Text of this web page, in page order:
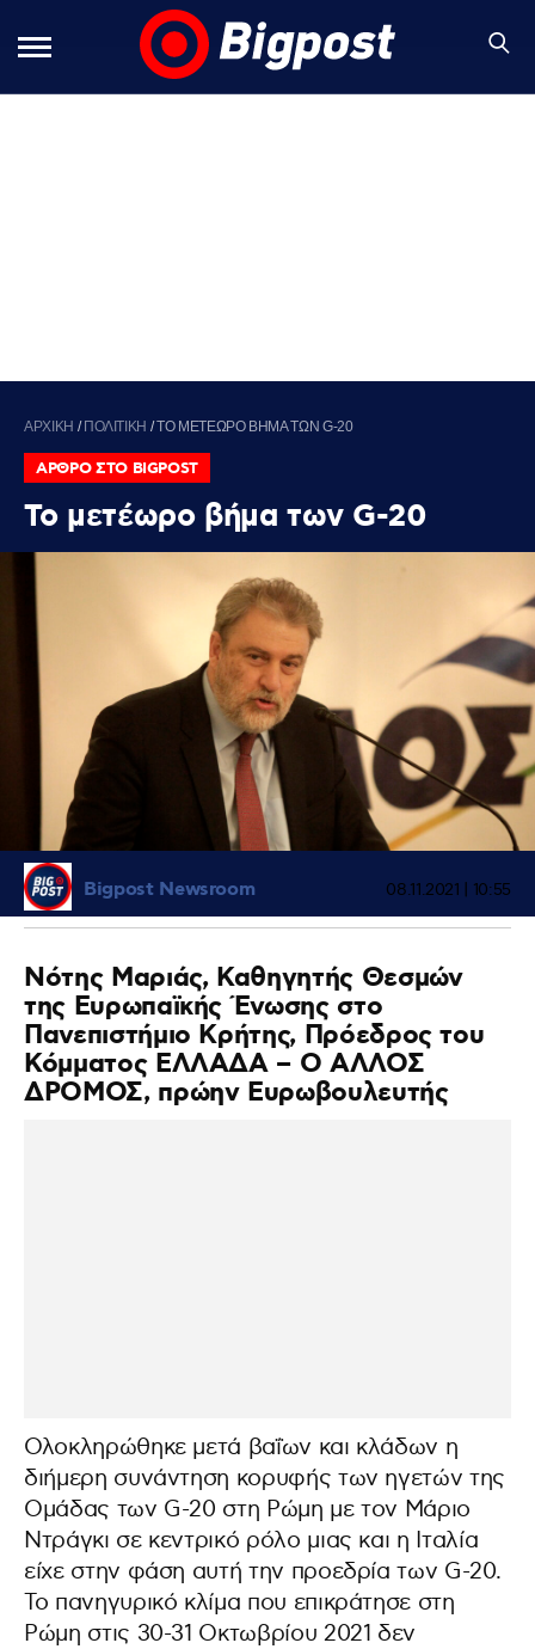
ΑΡΧΙΚΗ / ΠΟΛΙΤΙΚΗ /ΤΟ ΜΕΤΕΩΡΟ ΒΗΜΑ ΤΩΝ G-20
ΑΡΘΡΟ ΣΤΟ BIGPOST
Το μετέωρο βήμα των G-20
Bigpost Newsroom 08.11.2021 | 10:55
Νότης Μαριάς, Καθηγητής Θεσμών
της Ευρωπαϊκής Ένωσης στο
Πανεπιστήμιο Κρήτης, Πρόεδρος του
Κόμματος ΕΛΛΑΔΑ – Ο ΑΛΛΟΣ
ΔΡΟΜΟΣ, πρώην Ευρωβουλευτής
Ολοκληρώθηκε μετά βαΐων και κλάδων η
διήμερη συνάντηση κορυφής των ηγετών της
Ομάδας των G-20 στη Ρώμη με τον Μάριο
Ντράγκι σε κεντρικό ρόλο μιας και η Ιταλία
είχε στην φάση αυτή την προεδρία των G-20.
Το πανηγυρικό κλίμα που επικράτησε στη
Ρώμη στις 30-31 Οκτωβρίου 2021 δεν